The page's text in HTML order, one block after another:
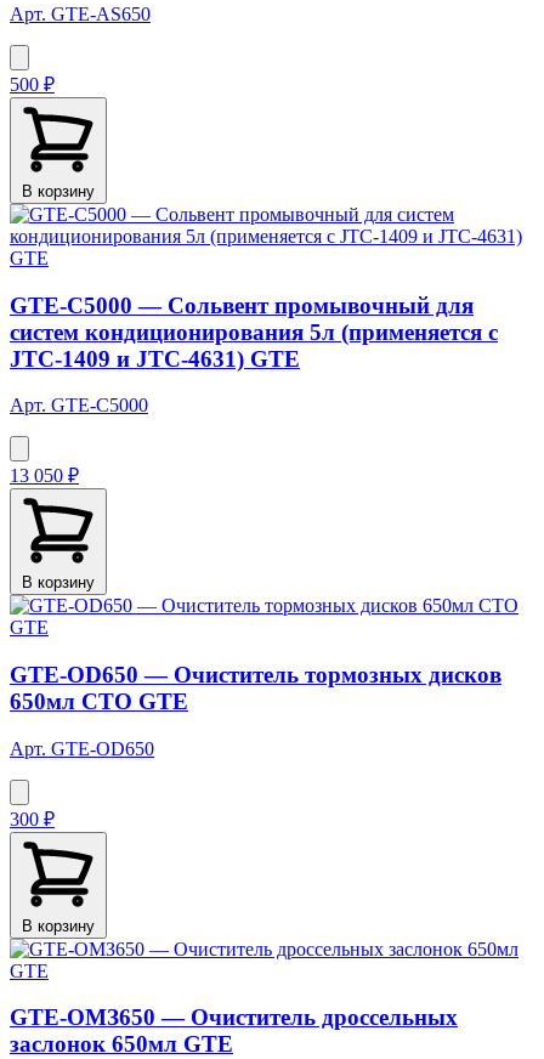
Арт. GTE-AS650
500 ₽
В корзину
GTE-C5000 — Сольвент промывочный для
систем кондиционирования 5л (применяется с
JTC-1409 и JTC-4631) GTE
Арт. GTE-C5000
13 050 ₽
В корзину
GTE-OD650 — Очиститель тормозных дисков
650мл СТО GTE
Арт. GTE-OD650
300 ₽
В корзину
GTE-OMЗ650 — Очиститель дроссельных
заслонок 650мл GTE